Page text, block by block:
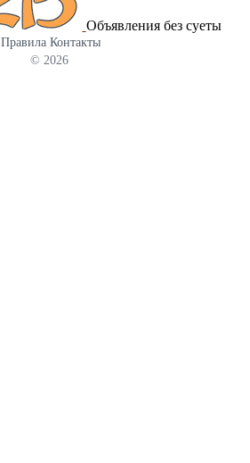
Объявления без суеты
Правила Контакты
© 2026